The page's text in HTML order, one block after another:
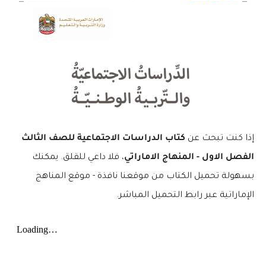
إذا كنت تبحث عن كتاب الدراسات الاجتماعية للصف الثالث
الفصل الاول - المنهاج الاماراتي، فلا داعي للقلق. يمكنك
بسهولة تحميل الكتاب من موقعنا نافذة - موقع المناهج
الإماراتية عبر رابط التحميل المباشر.